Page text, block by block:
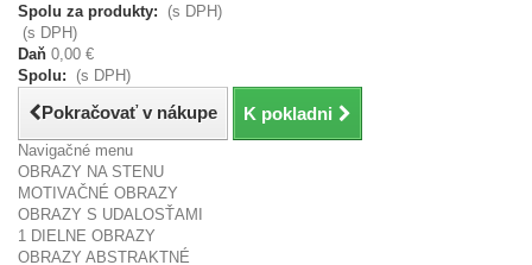
Spolu za produkty:
(s DPH)
(s DPH)
Daň 0,00 €
Spolu:
(s DPH)
Pokračovať v nákupe K pokladni
Navigačné menu
OBRAZY NA STENU
MOTIVAČNÉ OBRAZY
OBRAZY S UDALOSŤAMI
1 DIELNE OBRAZY
OBRAZY ABSTRAKTNÉ